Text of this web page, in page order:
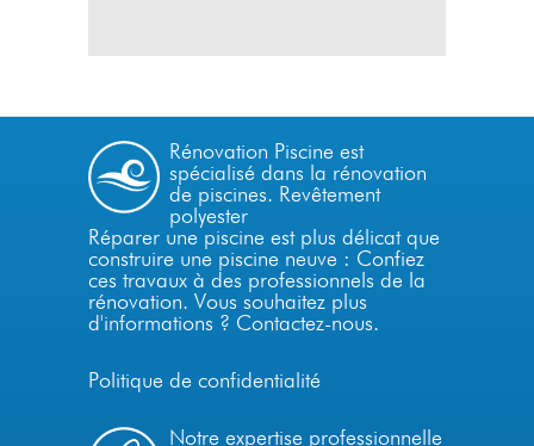
Rénovation Piscine est
spécialisé dans la rénovation
de piscines. Revêtement
polyester
Réparer une piscine est plus délicat que
construire une piscine neuve : Confiez
ces travaux à des professionnels de la
rénovation. Vous souhaitez plus
d'informations ? Contactez-nous.
Politique de confidentialité
Notre expertise professionnelle